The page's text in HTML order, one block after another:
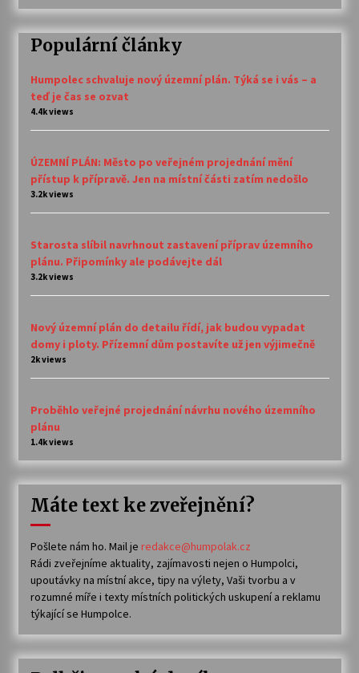
Populární články
Humpolec schvaluje nový územní plán. Týká se i vás – a
teď je čas se ozvat
4.4k views
ÚZEMNÍ PLÁN: Město po veřejném projednání mění
přístup k přípravě. Jen na místní části zatím nedošlo
3.2k views
Starosta slíbil navrhnout zastavení příprav územního
plánu. Připomínky ale podávejte dál
3.2k views
Nový územní plán do detailu řídí, jak budou vypadat
domy i ploty. Přízemní dům postavíte už jen výjimečně
2k views
Proběhlo veřejné projednání návrhu nového územního
plánu
1.4k views
Máte text ke zveřejnění?
Pošlete nám ho. Mail je redakce@humpolak.cz
Rádi zveřejníme aktuality, zajímavosti nejen o Humpolci,
upoutávky na místní akce, tipy na výlety, Vaši tvorbu a v
rozumné míře i texty místních politických uskupení a reklamu
týkající se Humpolce.